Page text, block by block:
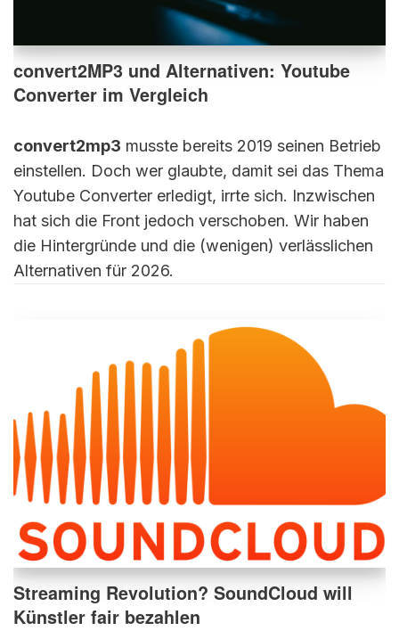
convert2MP3 und Alternativen: Youtube
Converter im Vergleich
convert2mp3 musste bereits 2019 seinen Betrieb
einstellen. Doch wer glaubte, damit sei das Thema
Youtube Converter erledigt, irrte sich. Inzwischen
hat sich die Front jedoch verschoben. Wir haben
die Hintergründe und die (wenigen) verlässlichen
Alternativen für 2026.
Streaming Revolution? SoundCloud will
Künstler fair bezahlen